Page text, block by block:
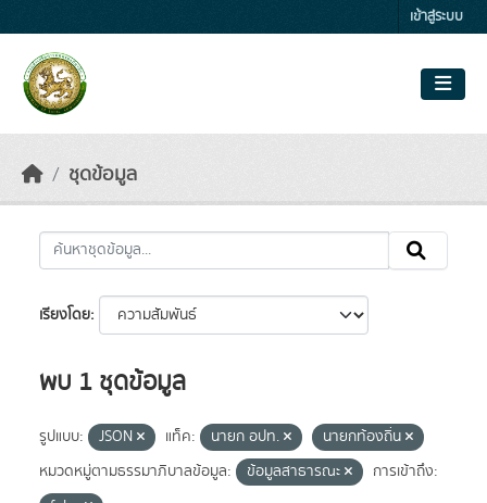
เข้าสู่ระบบ
ชุดข้อมูล
เรียงโดย
พบ 1 ชุดข้อมูล
รูปแบบ: JSON แท็ค: นายก อปท.
นายกท้องถิ่น
หมวดหมู่ตามธรรมาภิบาลข้อมูล:
ข้อมูลสาธารณะ
การเข้าถึง: